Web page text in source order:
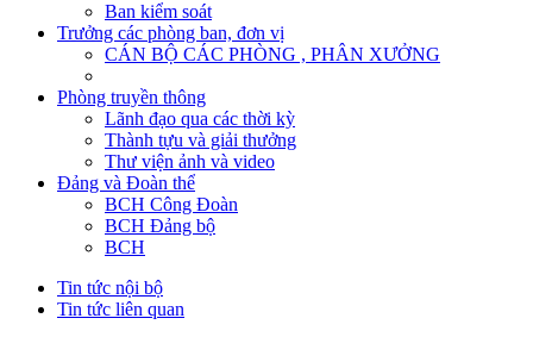
Ban kiểm soát
Trưởng các phòng ban, đơn vị
CÁN BỘ CÁC PHÒNG , PHÂN XƯỞNG
Phòng truyền thông
Lãnh đạo qua các thời kỳ
Thành tựu và giải thưởng
Thư viện ảnh và video
Đảng và Đoàn thể
BCH Công Đoàn
BCH Đảng bộ
BCH
Tin tức nội bộ
Tin tức liên quan